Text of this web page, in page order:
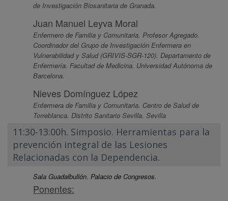
de Investigación Biosanitaria de Granada.
Juan Manuel Leyva Moral
Enfermero de Familia y Comunitaria. Profesor Agregado.
Coordinador del Grupo de Investigación Enfermera en
Vulnerabilidad y Salud (GRIVIS-SGR-120). Departamento de
Enfermería. Facultad de Medicina. Universidad Autónoma de
Barcelona.
Nieves Domínguez López
Enfermera de Familia y Comunitaria. Centro de Salud de
Torreblanca. Distrito Sanitario Sevilla. Sevilla
11:30-13:00h. Simposio. Herramientas para la
prevención integral de las Lesiones
Relacionadas con la Dependencia.
Sala Guadalbullón. Palacio de Congresos.
Ponentes: